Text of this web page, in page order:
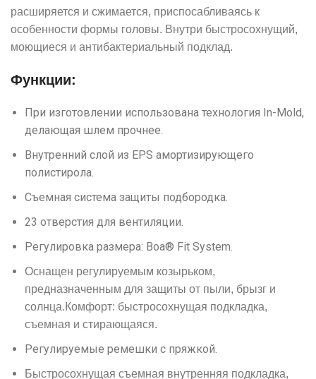
расширяется и сжимается, приспосабливаясь к
особенности формы головы. Внутри быстросохнущий,
моющиеся и антибактериальный подклад.
Функции:
При изготовлении использована технология In-Mold,
делающая шлем прочнее.
Внутренний слой из EPS амортизирующего
полистирола.
Съемная система защиты подбородка.
23 отверстия для вентиляции.
Регулировка размера: Boa® Fit System.
Оснащен регулируемым козырьком,
предназначенным для защиты от пыли, брызг и
солнца.Комфорт: быстросохнущая подкладка,
съемная и стирающаяся.
Регулируемые ремешки с пряжкой.
Быстросохнущая съемная внутренняя подкладка,